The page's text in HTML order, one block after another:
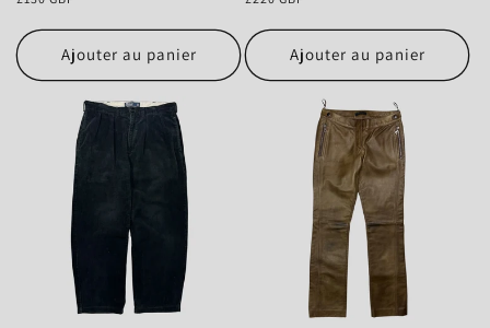
Ajouter au panier Ajouter au panier